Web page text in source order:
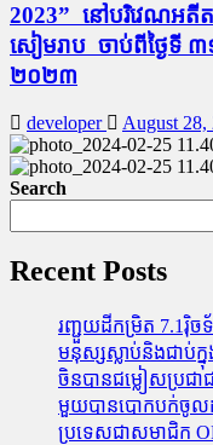
2023” នៅបរិវេណអតីត
សៀមរាប ចាប់​ពី​ថ្ងៃទី ៣
២០២៣
developer August 28,
Search
Recent Posts
រញ្ជួយដីកម្រិត​ 7.1រ៉ិច
មនុស្សស្លាប់​និង​ជាប់ក្
ចិនបានជម្លៀសប្រជា
មួយបានបោកបក់ចូ
ប្រទេសជាសមាជិក